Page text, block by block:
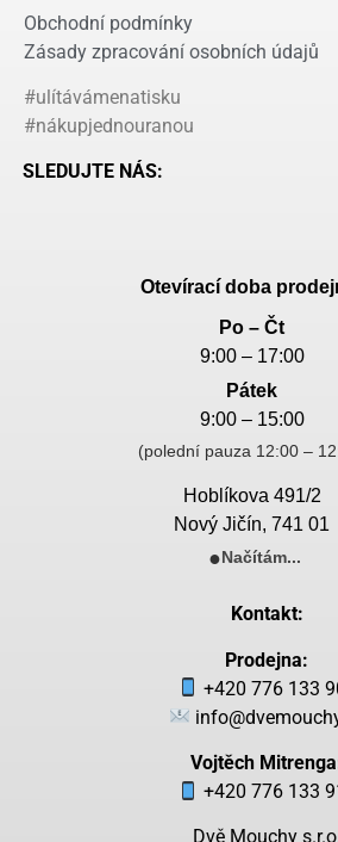
Obchodní podmínky
Zásady zpracování osobních údajů
#ulítávámenatisku
#nákupjednouranou
SLEDUJTE NÁS:
Otevírací doba
Po – Čt
9:00 – 17:00
Pátek
9:00 – 15:00
(polední pauza 12:00 –
Hoblíkova 491/2
Nový Jičín, 741 01
●Načítám...
Kontakt:
Prodejna:
+420 776 133
Vojtěch
+420 776 133
Dvě Mouchy